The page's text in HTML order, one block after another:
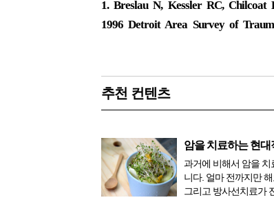
1. Breslau N, Kessler RC,
1996 Detroit Area Survey of
추천 컨텐츠
암을 치료하는 현대
과거에 비해서 암을
니다. 얼마 전까지만
그리고 방사선치료가